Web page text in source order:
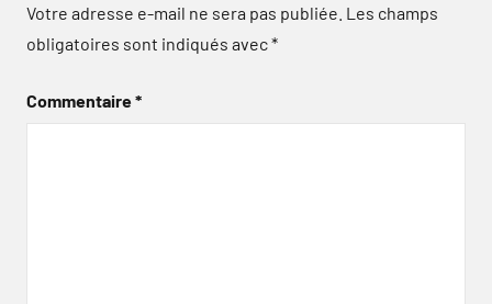
Votre adresse e-mail ne sera pas publiée. Les champs
obligatoires sont indiqués avec*
Commentaire*